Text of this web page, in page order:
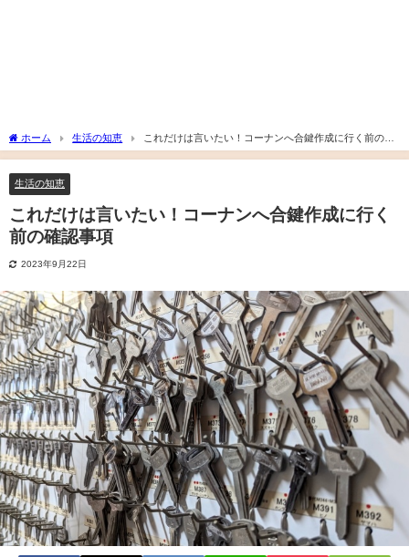
ホーム 生活の知恵
これだけは言いたい！コーナンへ合鍵作成に行く前の確
認事項
生活の知恵
これだけは言いたい！コーナンへ合鍵作成に行く
前の確認事項
2023年9月22日